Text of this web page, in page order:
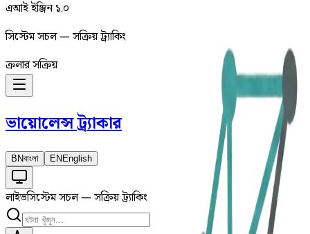
এআই ইঞ্জিন ১.০
সিস্টেম সচল — সক্রিয় ট্র্যাকিং
ক্রলার সক্রিয়
ভায়োলেন্সট্র্যাকার
BNবাংলা EN English
লাইভসিস্টেম সচল — সক্রিয় ট্র্যাকিং